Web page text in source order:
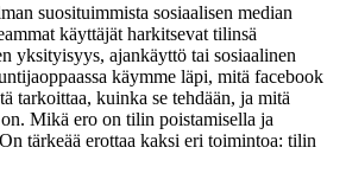
suosituimmista sosiaalisen median
käyttäjät harkitsevat tilinsä
yksityisyys, ajankäyttö tai sosiaalinen
käymme läpi, mitä facebook
tarkoittaa, kuinka se tehdään, ja mitä
Mikä ero on tilin poistamisella ja
tärkeää erottaa kaksi eri toimintoa: tilin